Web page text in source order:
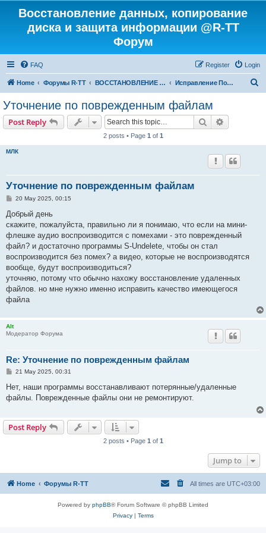
Восстановление данных, копирование
диска и защита информации @R-TT
Форум
FAQ Login
Register
Home Форумы R-TT ВОССТАНОВЛЕНИЕ ДАННЫХ И УДАЛЕННЫХ ФАЙЛОВ Исправление Поврежденных Файлов
Уточнение по поврежденным файлам
Post Reply Search
2 posts • Page 1 of 1
МЛК
Уточнение по поврежденным файлам
P
s
20 May 2025, 00:15
Добрый день
скажите, пожалуйста, правильно ли я понимаю, что если на мини-
флешке аудио воспроизводится с помехами - это поврежденный
файл? и достаточно программы S-Undelete, чтобы он стал
воспроизводится без помех? а видео, которые не воспроизводятся
вообще, будут воспроизводиться?
уточняю, потому что обычно нахожу восстановление удаленных
файлов. но мне нужно именно исправить качество имеющегося
файла
Alt
Модератор Форума
Re: Уточнение по поврежденным файлам
P
s
21 May 2025, 00:31
Нет, наши программы восстанавливают потерянные/удаленные
файлы. Поврежденные файлы они не ремонтируют.
Post Reply
2 posts • Page 1 of 1
Jump to
Home Форумы R-TT All times are UTC+03:00
Powered by phpBB® Forum Software © phpBB Limited
Privacy| Terms